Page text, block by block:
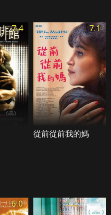
7.4 7.1
從前從前我的媽
6.0